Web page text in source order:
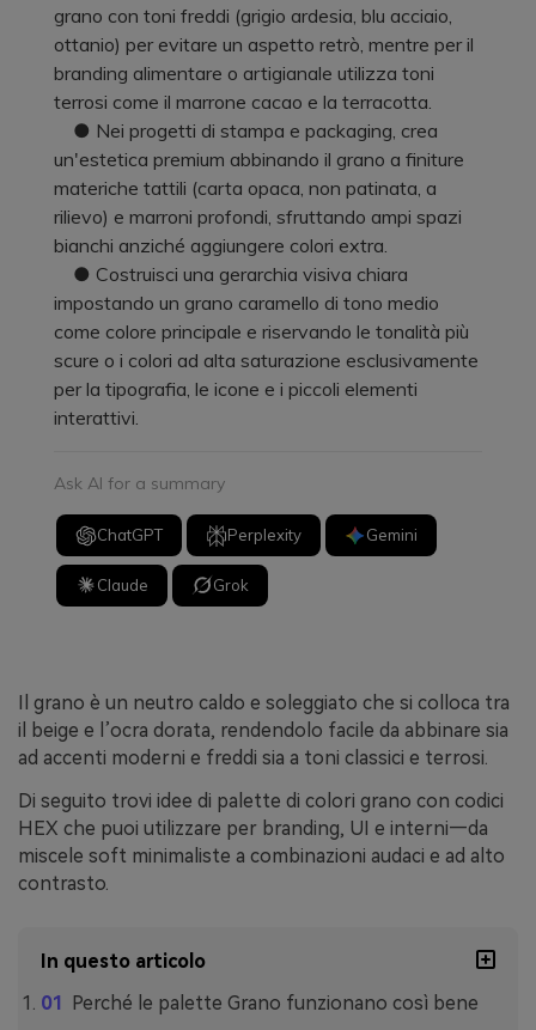
grano con toni freddi (grigio ardesia, blu acciaio,
ottanio) per evitare un aspetto retrò, mentre per il
branding alimentare o artigianale utilizza toni
terrosi come il marrone cacao e la terracotta.
● Nei progetti di stampa e packaging, crea
un'estetica premium abbinando il grano a finiture
materiche tattili (carta opaca, non patinata, a
rilievo) e marroni profondi, sfruttando ampi spazi
bianchi anziché aggiungere colori extra.
● Costruisci una gerarchia visiva chiara
impostando un grano caramello di tono medio
come colore principale e riservando le tonalità più
scure o i colori ad alta saturazione esclusivamente
per la tipografia, le icone e i piccoli elementi
interattivi.
Ask AI for a summary
ChatGPT Perplexity Gemini
Claude Grok
Il grano è un neutro caldo e soleggiato che si colloca tra
il beige e l’ocra dorata, rendendolo facile da abbinare sia
ad accenti moderni e freddi sia a toni classici e terrosi.
Di seguito trovi idee di palette di colori grano con codici
HEX che puoi utilizzare per branding, UI e interni—da
miscele soft minimaliste a combinazioni audaci e ad alto
contrasto.
In questo articolo
Perché le palette Grano funzionano così bene